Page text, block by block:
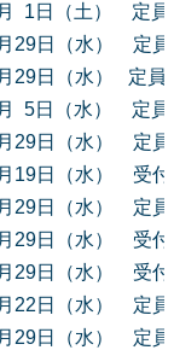
1日（土） 定員
29日（水） 定員
29日（水） 定員
） 定員に達
29日（水） 定員
19日（水） 受
29日（水） 定員
29日（水） 受付
29日（水） 受付
日（水） 定員
29日（水） 定員